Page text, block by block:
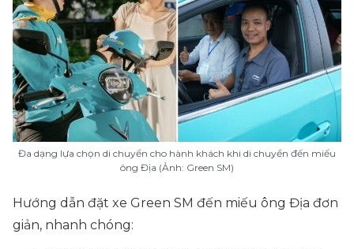
Đa dạng lựa chọn di chuyển cho hành khách khi di chuyển đến miếu
ông Địa (Ảnh: Green SM)
Hướng dẫn đặt xe Green SM đến miếu ông Địa đơn
giản, nhanh chóng: